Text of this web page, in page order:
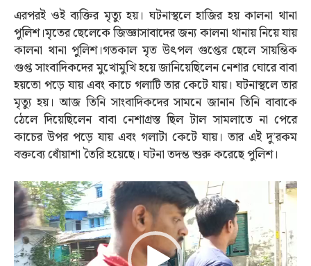
এরপরই ওই ব্যক্তির মৃত্যু হয়। ঘটনাস্থলে হাজির হয় কালনা থানা
পুলিশ।মৃতের ছেলেকে জিজ্ঞাসাবাদের জন্য কালনা থানায় নিয়ে যায়
কালনা থানা পুলিশ।গতকাল মৃত উৎপল গুপ্তের ছেলে সায়ন্তিক
গুপ্ত সাংবাদিকদের মুখোমুখি হয়ে জানিয়েছিলেন নেশার ঘোরে বাবা
হয়তো পড়ে যায় এবং কাচে গলাটি তার কেটে যায়। ঘটনাস্থলে তার
মৃত্যু হয়। আজ তিনি সাংবাদিকদের সামনে জানান তিনি বাবাকে
ঠেলে দিয়েছিলেন বাবা নেশাগ্রস্ত ছিল টাল সামলাতে না পেরে
কাচের উপর পড়ে যায় এবং গলাটা কেটে যায়। তার এই দু’রকম
বক্তব্যে ধোঁয়াশা তৈরি হয়েছে। ঘটনা তদন্ত শুরু করেছে পুলিশ।
Video
Player